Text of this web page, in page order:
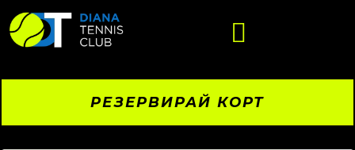

РЕЗЕРВИРАЙ КОРТ